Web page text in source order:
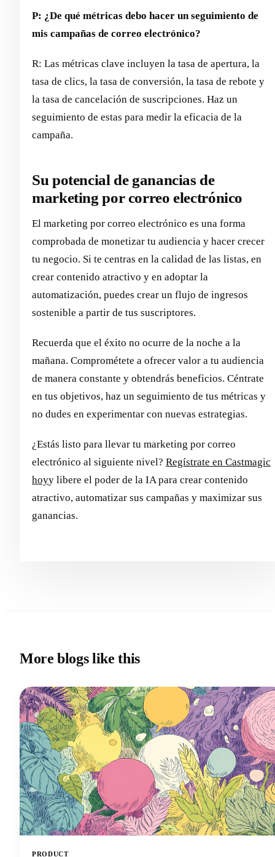
P: ¿De qué métricas debo hacer un seguimiento de
mis campañas de correo electrónico?
R: Las métricas clave incluyen la tasa de apertura, la
tasa de clics, la tasa de conversión, la tasa de rebote y
la tasa de cancelación de suscripciones. Haz un
seguimiento de estas para medir la eficacia de la
campaña.
Su potencial de ganancias de
marketing por correo electrónico
El marketing por correo electrónico es una forma
comprobada de monetizar tu audiencia y hacer crecer
tu negocio. Si te centras en la calidad de las listas, en
crear contenido atractivo y en adoptar la
automatización, puedes crear un flujo de ingresos
sostenible a partir de tus suscriptores.
Recuerda que el éxito no ocurre de la noche a la
mañana. Comprométete a ofrecer valor a tu audiencia
de manera constante y obtendrás beneficios. Céntrate
en tus objetivos, haz un seguimiento de tus métricas y
no dudes en experimentar con nuevas estrategias.
¿Estás listo para llevar tu marketing por correo
electrónico al siguiente nivel? Regístrate en Castmagic
hoyy libere el poder de la IA para crear contenido
atractivo, automatizar sus campañas y maximizar sus
ganancias.
More blogs like this
PRODUCT